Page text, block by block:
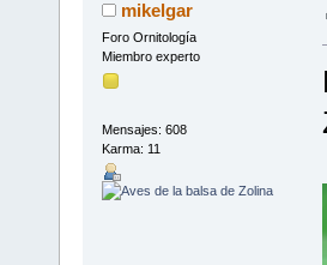
mikelgar
Foro Ornitología
Miembro experto
Mensajes: 608
Karma: 11